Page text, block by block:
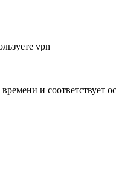
vpn
и соответствует